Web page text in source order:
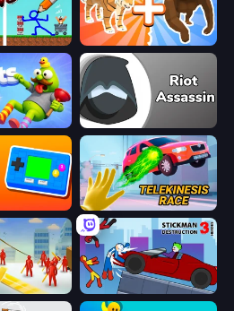
DOP Noob: Draw to Save Animal DNA Run
Riot Assassin
Telekinesis Race 3D
Stickman Destruction 3 Heroes